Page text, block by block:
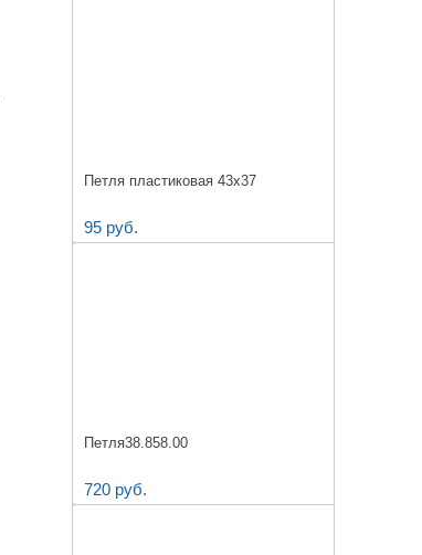
Петля пластиковая 43х37
95 руб.
Петля38.858.00
720 руб.